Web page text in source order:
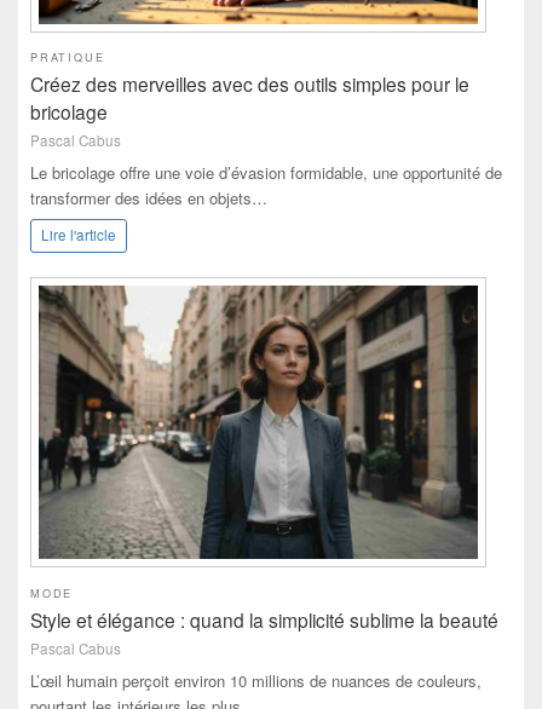
PRATIQUE
Créez des merveilles avec des outils simples pour le
bricolage
Pascal Cabus
Le bricolage offre une voie d’évasion formidable, une opportunité de
transformer des idées en objets…
Lire l'article
MODE
Style et élégance : quand la simplicité sublime la beauté
Pascal Cabus
L’œil humain perçoit environ 10 millions de nuances de couleurs,